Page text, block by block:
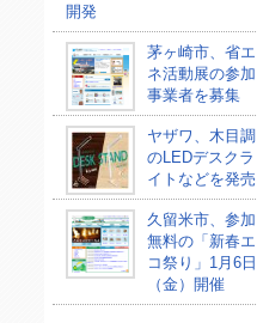
開発
茅ヶ崎市、省エ
ネ活動展の参加
事業者を募集
ヤザワ、木目調
のLEDデスクラ
イトなどを発売
久留米市、参加
無料の「新春エ
コ祭り」1月6日
（金）開催